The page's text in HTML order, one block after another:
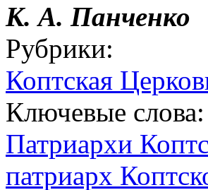
К. А. Панченко
Рубрики:
Коптская
Ключевые слова:
Патриархи
патриарх